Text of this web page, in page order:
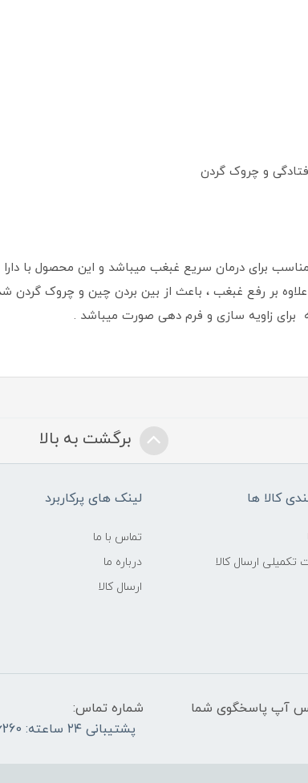
و چروک گردن
بر رفع غبغب ، باعث از بین بردن چین و چروک گردن
برای زاویه سازی و فرم دهی صورت میباشد .
برگشت به بالا
کالا ها
تکمیلی ارسال کالا
لینک های پرکاربرد
تماس با ما
درباره ما
ارسال کالا
واتس آپ پاسخگوی شما
شماره تماس:
پشتیبانی ۲۴ ساعته: 09196726260